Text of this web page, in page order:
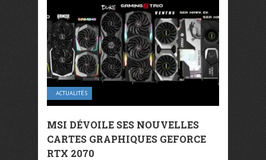
ACTUALITÉS
MSI DÉVOILE SES NOUVELLES
CARTES GRAPHIQUES GEFORCE
RTX 2070